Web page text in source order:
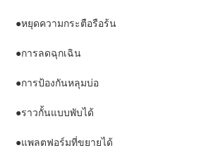
●หยุดความกระตือรือร้น
●การลดฉุกเฉิน
●การป้องกันหลุมบ่อ
●ราวกั้นแบบพับได้
●แพลตฟอร์มที่ขยายได้